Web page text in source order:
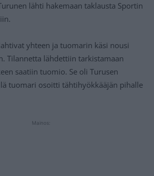
lähti hakemaan taklausta Sportin
yhteen ja tuomarin käsi nousi
Tilannetta lähdettiin tarkistamaan
saatiin tuomio. Se oli Turusen
tuomari osoitti tähtihyökkääjän pihalle
Mainos: